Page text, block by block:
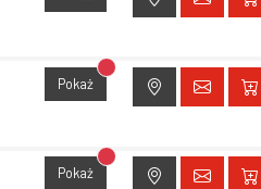
Pokaż Brak dostępu do lokalizacji
Pokaż Brak dostępu do lokalizacji